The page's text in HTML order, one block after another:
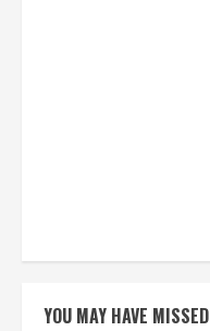
YOU MAY HAVE MISSED